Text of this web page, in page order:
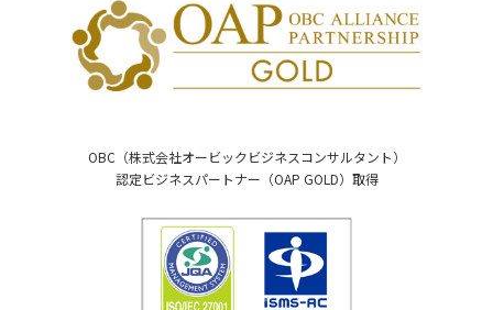
OBC（株式会社オービックビジネスコンサルタント）
認定ビジネスパートナー（OAP GOLD）取得